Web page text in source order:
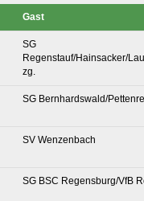
Gast
SG
Regenstauf/Hainsacker/
zg.
SG Bernhardswald/
SV Wenzenbach
SG BSC Regensburg/VfB